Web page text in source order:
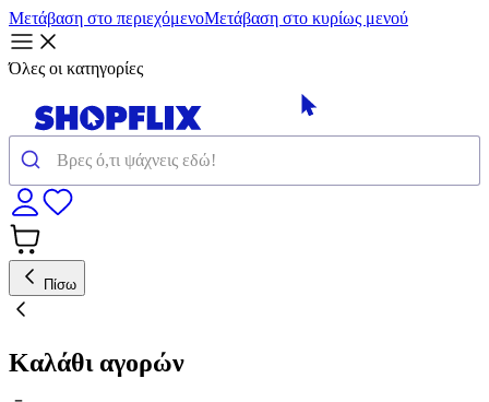
Μετάβαση στο περιεχόμενοΜετάβαση στο κυρίως μενού
Όλες οι κατηγορίες
Πίσω
Καλάθι αγορών